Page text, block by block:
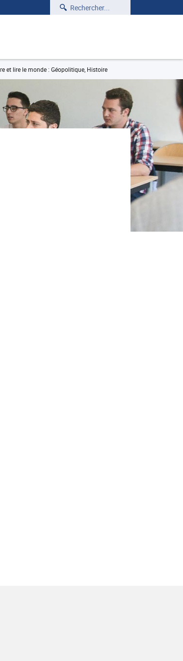
Rechercher
et lire le monde : Géopolitique, Histoire